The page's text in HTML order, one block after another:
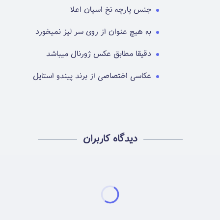
جنس پارچه نخ اسپان اعلا
به هیچ عنوان از روی سر لیز نمیخورد
دقیقا مطابق عکس ژورنال میباشد
عکاسی اختصاصی از برند پیندو استایل
دیدگاه کاربران